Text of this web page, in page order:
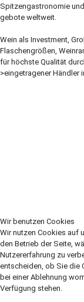
Spitzengastronomie
gebote weltweit.
Wein als Investment,
Flaschengrößen,
für höchste Qualität
>eingetragener Händler
Wir benutzen Cookies
Wir nutzen Cookies auf
den Betrieb der Seite,
Nutzererfahrung zu
entscheiden, ob Sie die
bei einer Ablehnung
Verfügung stehen.